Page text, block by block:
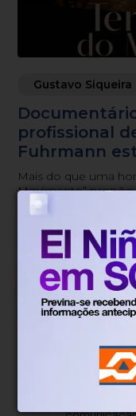
Gustavo Siqueira
profissional
Fuhrmann
Mais do que uma
Movimento” propõe
como patrimônio
experiência educativa.